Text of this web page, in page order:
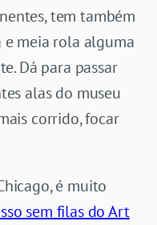
tem também
meia rola alguma
Dá para passar
alas do museu
corrido, focar
é muito
o sem filas do Art